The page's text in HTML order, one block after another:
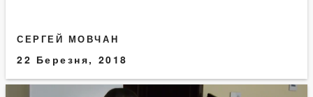
СЕРГЕЙ МОВЧАН
22 Березня, 2018